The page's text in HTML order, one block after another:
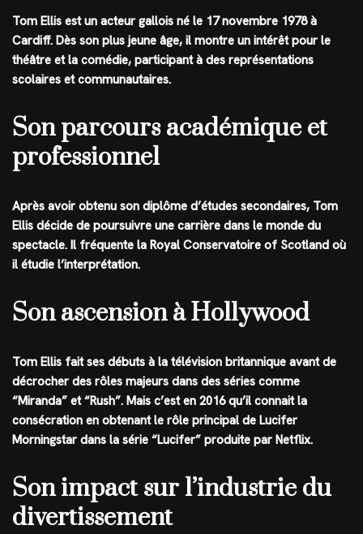
Tom Ellis est un acteur gallois né le 17 novembre 1978 à
Cardiff. Dès son plus jeune âge, il montre un intérêt pour le
théâtre et la comédie, participant à des représentations
scolaires et communautaires.
Son parcours académique et
professionnel
Après avoir obtenu son diplôme d’études secondaires, Tom
Ellis décide de poursuivre une carrière dans le monde du
spectacle. Il fréquente la Royal Conservatoire of Scotland où
il étudie l’interprétation.
Son ascension à Hollywood
Tom Ellis fait ses débuts à la télévision britannique avant de
décrocher des rôles majeurs dans des séries comme
“Miranda” et “Rush”. Mais c’est en 2016 qu’il connait la
consécration en obtenant le rôle principal de Lucifer
Morningstar dans la série “Lucifer” produite par Netflix.
Son impact sur l’industrie du
divertissement